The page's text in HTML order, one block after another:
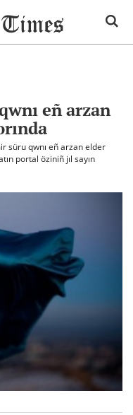
eñ arzan
süru qwnı eñ arzan elder
portal öziniñ jıl sayın